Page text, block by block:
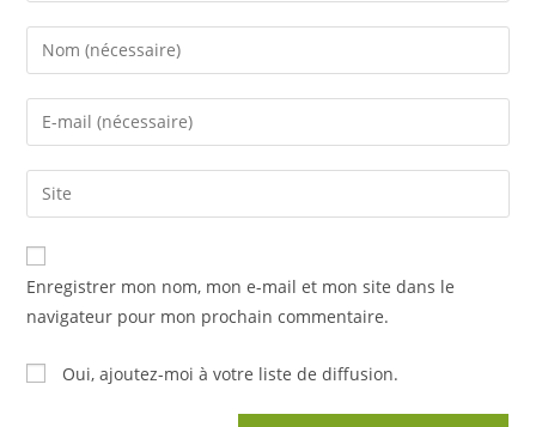
Enter
your
name
comment
Enter
your
email
address
comment
Saisir
l’URL
de
votre
(facultatif)
Enregistrer mon nom, mon e-mail et mon site dans le
navigateur pour mon prochain commentaire.
Oui, ajoutez-moi à votre liste de diffusion.